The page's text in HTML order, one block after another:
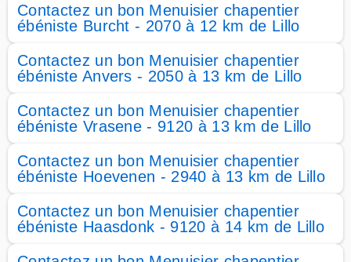
Contactez un bon Menuisier chapentier
ébéniste Burcht - 2070 à 12 km de Lillo
Contactez un bon Menuisier chapentier
ébéniste Anvers - 2050 à 13 km de Lillo
Contactez un bon Menuisier chapentier
ébéniste Vrasene - 9120 à 13 km de Lillo
Contactez un bon Menuisier chapentier
ébéniste Hoevenen - 2940 à 13 km de Lillo
Contactez un bon Menuisier chapentier
ébéniste Haasdonk - 9120 à 14 km de Lillo